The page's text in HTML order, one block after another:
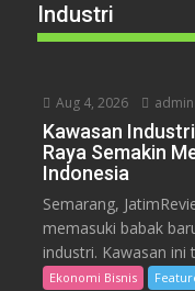
Industri
Aug 4, 2026 admin
Kawasan
Raya Semakin
Indonesia
Semarang,
memasuki babak
industri. Kawasan ini
Ekonomi Bisnis